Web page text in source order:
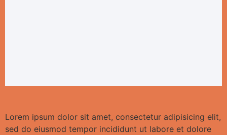
Lorem ipsum dolor sit amet, consectetur adipisicing elit,
sed do eiusmod tempor incididunt ut labore et dolore